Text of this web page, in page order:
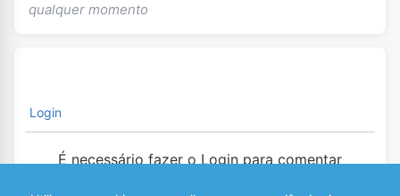
qualquer momento
Login
É necessário fazer o Login para comentar